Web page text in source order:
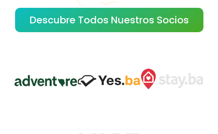
Descubre Todos Nuestros Socios